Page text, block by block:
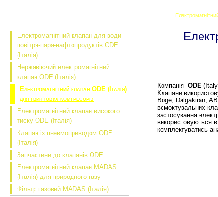
Електромагнітний клапан для води-
повітря-пара-нафтопродуктів ODE
(Італія)
Нержавіючий електромагнітний
клапан ODE (Італія)
Електромагнітний клапан ODE (Італія)
для гвинтових компресорів
Електромагнітний клапан високого
тиску ODE (Італія)
Клапан із пневмоприводом ODE
(Італія)
Запчастини до клапанів ODE
Електромагнітний клапан MADAS
(Італія) для природного газу
Фільтр газовий MADAS (Італія)
Компанія ODE
Клапани
Boge, Dalgakiran,
всмоктувальних
застосування
використовуються
комплектуватись